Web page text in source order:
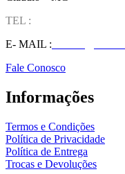
TEL :
E- MAIL :
Fale Conosco
Informações
Termos e Condições
Política de Privacidade
Política de Entrega
Trocas e Devoluções